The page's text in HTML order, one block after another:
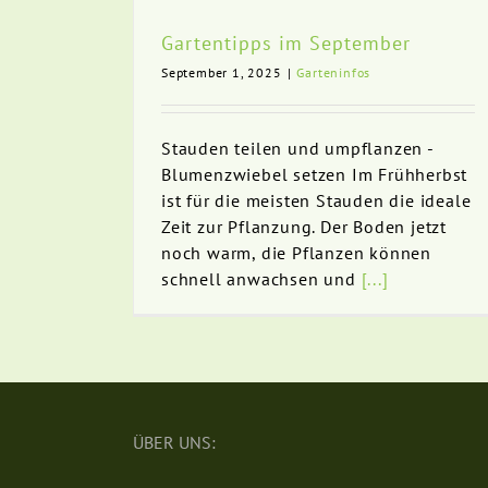
Gartentipps im September
September 1, 2025 | Garteninfos
Stauden teilen und umpflanzen -
Blumenzwiebel setzen Im Frühherbst
ist für die meisten Stauden die ideale
Zeit zur Pflanzung. Der Boden jetzt
noch warm, die Pflanzen können
schnell anwachsen und [...]
ÜBER UNS: